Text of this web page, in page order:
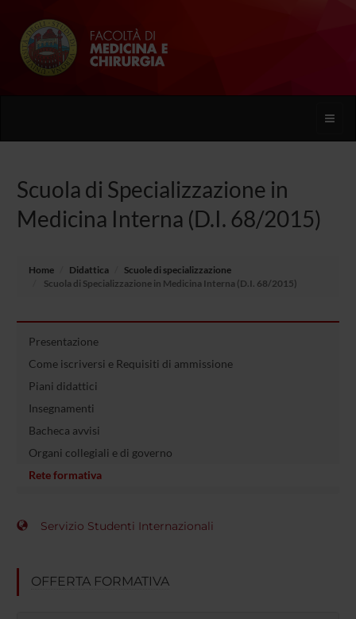
Toggle
Scuola di Specializzazione in
Medicina Interna (D.I. 68/2015)
Home Didattica
Scuole di specializzazione
Scuola di Specializzazione in Medicina Interna (D.I. 68/2015)
Presentazione
Come iscriversi e Requisiti di ammissione
Piani didattici
Insegnamenti
Bacheca avvisi
Organi collegiali e di governo
Rete formativa
Servizio Studenti Internazionali
OFFERTA FORMATIVA